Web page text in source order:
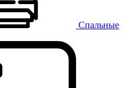
Спальные